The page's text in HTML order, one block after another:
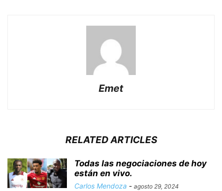
Emet
RELATED ARTICLES
Todas las negociaciones de hoy
están en vivo.
Carlos Mendoza - agosto 29, 2024